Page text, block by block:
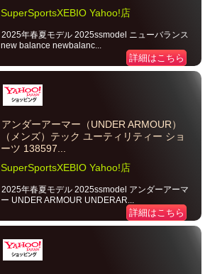
SuperSportsXEBIO Yahoo!店
2025年春夏モデル 2025ssmodel ニューバランス
new balance newbalanc...
詳細はこちら
アンダーアーマー（UNDER ARMOUR）
（メンズ）テック ユーティリティー ショ
ーツ 138597...
SuperSportsXEBIO Yahoo!店
2025年春夏モデル 2025ssmodel アンダーアーマ
ー UNDER ARMOUR UNDERAR...
詳細はこちら